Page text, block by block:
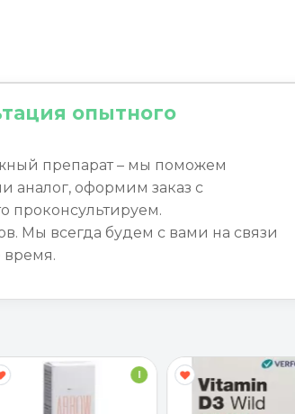
опытного
препарат – мы поможем
аналог, оформим заказ с
проконсультируем.
Мы всегда будем с вами на связи
время.
I